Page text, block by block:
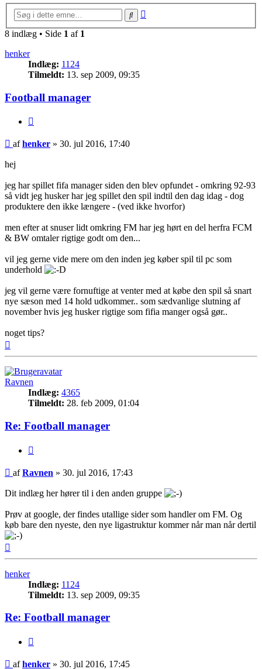
Søg
8 indlæg • Side 1 af 1
henker
Indlæg: 1124
Tilmeldt: 13. sep 2009, 09:35
Football manager
Indlæg
afhenker » 30. jul 2016, 17:40
hej
jeg har spillet fifa manager siden den blev opfundet - omkring 92-93
så vidt jeg husker har jeg spillet den spil indtil den dag idag - dog
produktere den ikke længere - (ved ikke hvorfor)
men efter at snuser lidt omkring FM har jeg hørt en del herfra FCM
& BW omtaler rigtige godt om den...
vil jeg gerne vide mere om den inden jeg køber spil til pc som
underhold
jeg vil gerne være fornuftige at venter med at købe den spil så snart
nye sæson med 14 hold udkommer.. som sædvanlige slutning af
november hvis jeg husker rigtige som fifia manger også gør..
noget tips?
Ravnen
Indlæg: 4365
Tilmeldt: 28. feb 2009, 01:04
Re: Football manager
Indlæg
afRavnen » 30. jul 2016, 17:43
Dit indlæg her hører til i den anden gruppe
Prøv at google, der findes utallige sider som handler om FM. Og
køb bare den nyeste, den nye ligastruktur kommer når man når dertil
henker
Indlæg: 1124
Tilmeldt: 13. sep 2009, 09:35
Re: Football manager
Indlæg
afhenker » 30. jul 2016, 17:45